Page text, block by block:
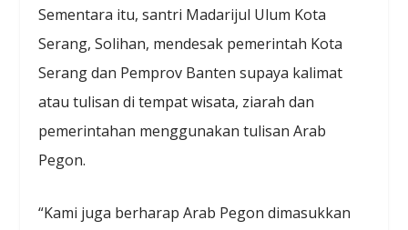
Sementara itu, santri Madarijul Ulum Kota
Serang, Solihan, mendesak pemerintah Kota
Serang dan Pemprov Banten supaya kalimat
atau tulisan di tempat wisata, ziarah dan
pemerintahan menggunakan tulisan Arab
Pegon.
“Kami juga berharap Arab Pegon dimasukkan